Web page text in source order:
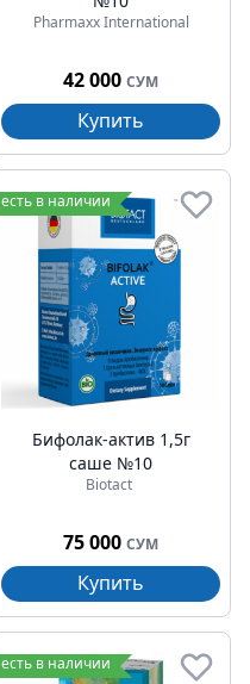
Pharmaxx International
42 000 СУМ
Купить
есть в наличии
Бифолак-актив 1,5г
саше №10
Biotact
75 000 СУМ
Купить
есть в наличии